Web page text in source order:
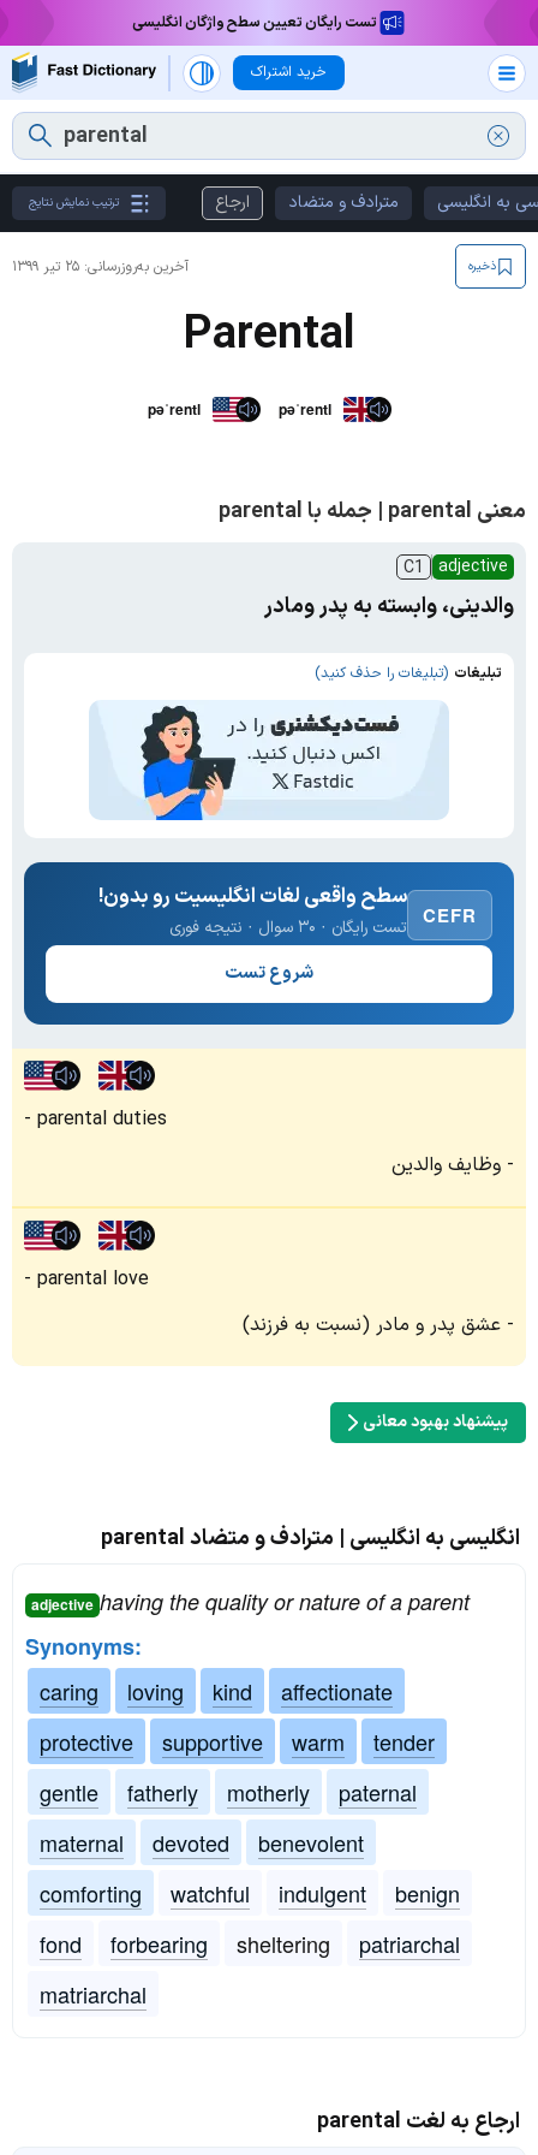
تست رایگان تعیین سطح واژگان انگلیسی
خرید اشتراک
به انگلیسی مترادف و متضاد ارجاع ترتیب نمایش نتایج
آخرین به‌روزرسانی: ۲۵ تیر ۱۳۹۹ ذخیره
Parental
pəˈrentl pəˈrentl
معنی parental | جمله با parental
adjective
C1
والدینی، وابسته به پدر ومادر
تبلیغات (تبلیغات را حذف کنید)
CEFR
سطح واقعی لغات انگلیسیت رو بدون!
تست رایگان · ۳۰ سوال · نتیجه فوری
شروع تست
parental duties
وظایف والدین
parental love
عشق پدر و مادر (نسبت به فرزند)
پیشنهاد بهبود معانی
انگلیسی به انگلیسی | مترادف و متضاد parental
adjective having the quality or nature of a parent
Synonyms:
caring
loving kind
affectionate
protective
supportive warm
tender
gentle
fatherly motherly
paternal
maternal
devoted
benevolent
comforting
watchful indulgent
benign
fond
forbearing sheltering
patriarchal
matriarchal
ارجاع به لغت parental